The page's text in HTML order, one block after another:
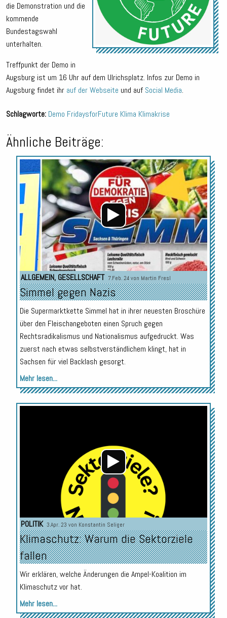
die Demonstration und die
kommende
Bundestagswahl
unterhalten.
Treffpunkt der Demo in
Augsburg ist um 16 Uhr auf dem Ulrichsplatz. Infos zur Demo in
Augsburg findet ihr auf der Webseite und auf Social Media.
Schlagworte: Demo FridaysforFuture Klima Klimakrise
Ähnliche Beiträge:
Audio-
Player
ALLGEMEIN, GESELLSCHAFT 7.Feb. 24 von Martin Fresl
Simmel gegen Nazis
Die Supermarktkette Simmel hat in ihrer neuesten Broschüre
über den Fleischangeboten einen Spruch gegen
Rechtsradikalismus und Nationalismus aufgedruckt. Was
zuerst nach etwas selbstverständlichem klingt, hat in
Sachsen für viel Backlash gesorgt.
Mehr lesen...
Audio-
Player
POLITIK 3.Apr. 23 von Konstantin Seliger
Klimaschutz: Warum die Sektorziele
fallen
Wir erklären, welche Änderungen die Ampel-Koalition im
Klimaschutz vor hat.
Mehr lesen...